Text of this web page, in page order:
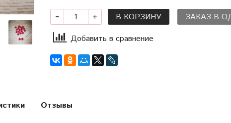
В КОРЗИНУ
ЗАКАЗ В
Добавить в сравнение
Отзывы